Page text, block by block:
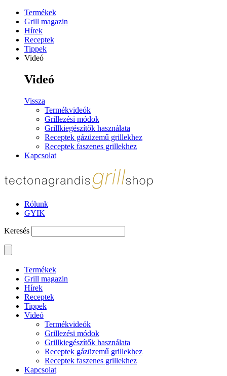
Termékek
Grill magazin
Hírek
Receptek
Tippek
Videó
Videó
Vissza
Termékvideók
Grillezési módok
Grillkiegészítők használata
Receptek gázüzemű grillekhez
Receptek faszenes grillekhez
Kapcsolat
Rólunk
GYIK
Keresés
Termékek
Grill magazin
Hírek
Receptek
Tippek
Videó
Termékvideók
Grillezési módok
Grillkiegészítők használata
Receptek gázüzemű grillekhez
Receptek faszenes grillekhez
Kapcsolat